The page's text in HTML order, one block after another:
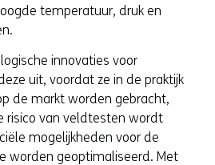
temperatuur, druk en
innovaties voor
uit, voordat ze in de praktijk
de markt worden gebracht,
risico van veldtesten wordt
mogelijkheden voor de
worden geoptimaliseerd. Met